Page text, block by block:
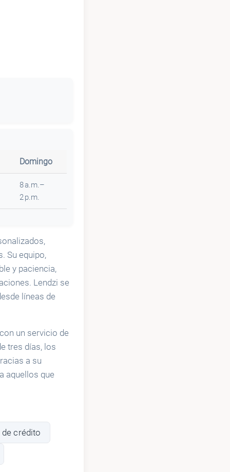
Domingo
8 a.m.–
2 p.m.
Su equipo,
y paciencia,
Lendzi se
líneas de
un servicio de
tres días, los
a su
aquellos que
crédito